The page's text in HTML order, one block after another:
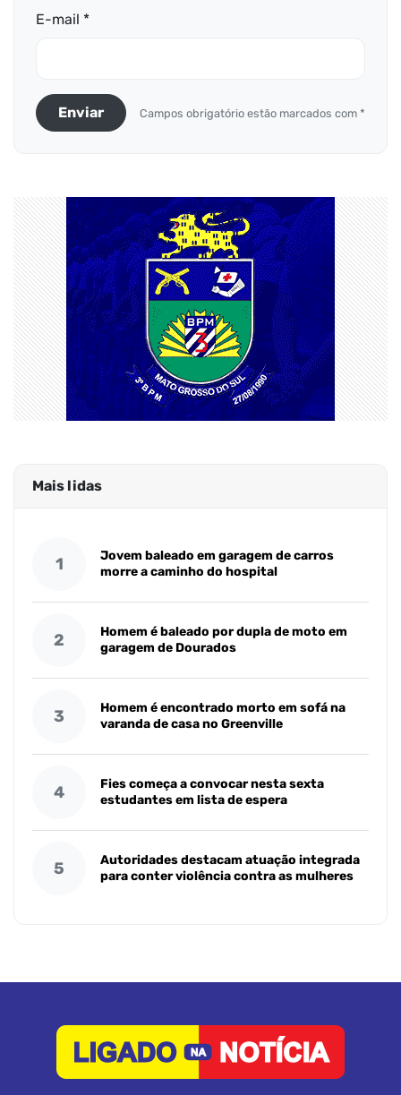
E-mail *
Enviar Campos obrigatório estão marcados com *
Mais lidas
1
Jovem baleado em garagem de carros
morre a caminho do hospital
2
Homem é baleado por dupla de moto em
garagem de Dourados
3
Homem é encontrado morto em sofá na
varanda de casa no Greenville
4
Fies começa a convocar nesta sexta
estudantes em lista de espera
5
Autoridades destacam atuação integrada
para conter violência contra as mulheres